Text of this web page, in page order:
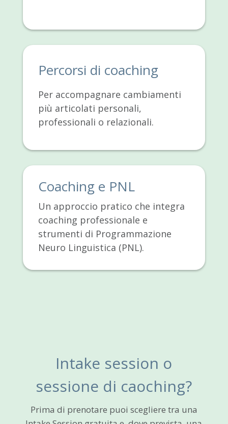
Percorsi di coaching
Per accompagnare cambiamenti
più articolati personali,
professionali o relazionali.
Coaching e PNL
Un approccio pratico che integra
coaching professionale e
strumenti di Programmazione
Neuro Linguistica (PNL).
Intake session o
sessione di caoching?
Prima di prenotare puoi scegliere tra una